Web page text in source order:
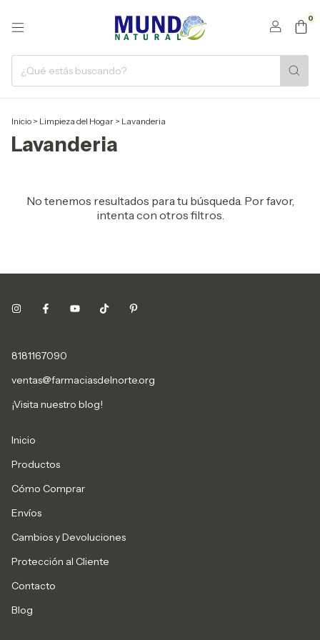
0
Inicio > Limpieza del Hogar > Lavanderia
Lavanderia
No tenemos resultados para tu búsqueda. Por favor,
intenta con otros filtros.
8181167090
ventas@farmaciasdelnorte.org
¡Visita nuestro blog!
Inicio
Productos
Cómo Comprar
Envíos
Cambios y Devoluciones
Protección al Cliente
Contacto
Blog